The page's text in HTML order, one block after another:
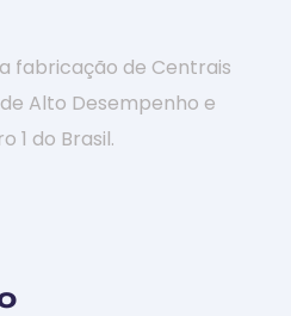
fabricação de Centrais
Alto Desempenho e
1 do Brasil.